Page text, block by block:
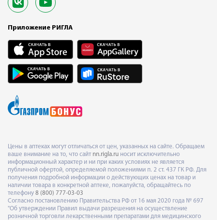
Приложение РИГЛА
Цены в аптеках могут отличаться от цен, указанных на сайте. Обращаем
ваше внимание на то, что сайт nn.rigla.ru носит исключительно
информационный характер и ни при каких условиях не является
публичной офертой, определяемой положениями п. 2 ст. 437 ГК РФ. Для
получения подробной информации о действующих ценах на товар и
наличии товара в конкретной аптеке, пожалуйста, обращайтесь по
телефону 8 (800) 777-03-03
Согласно постановлению Правительства РФ от 16 мая 2020 года № 697
"Об утверждении Правил выдачи разрешения на осуществление
розничной торговли лекарственными препаратами для медицинского